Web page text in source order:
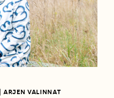
ARJEN VALINNAT